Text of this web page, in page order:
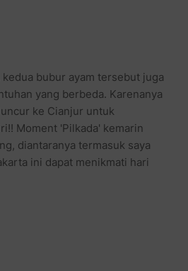
kedua bubur ayam tersebut juga
yang berbeda. Karenanya
ke Cianjur untuk
Moment 'Pilkada' kemarin
diantaranya termasuk saya
ini dapat menikmati hari